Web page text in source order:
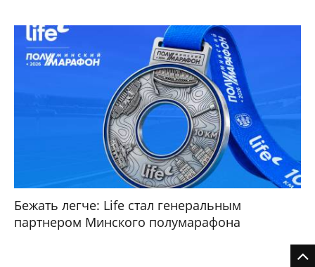
Бежать легче: Life стал генеральным
партнером Минского полумарафона